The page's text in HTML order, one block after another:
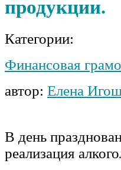
продукции.
Категории:
Финансовая
автор: Елена
В день
реализация